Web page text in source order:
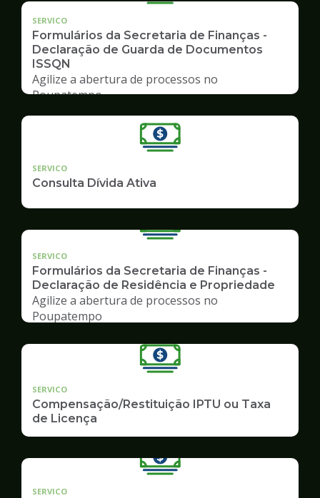
SERVICO
Formulários da Secretaria de Finanças -
Declaração de Guarda de Documentos
ISSQN
Agilize a abertura de processos no
Poupatempo
SERVICO
Consulta Dívida Ativa
SERVICO
Formulários da Secretaria de Finanças -
Declaração de Residência e Propriedade
Agilize a abertura de processos no
Poupatempo
SERVICO
Compensação/Restituição IPTU ou Taxa
de Licença
SERVICO